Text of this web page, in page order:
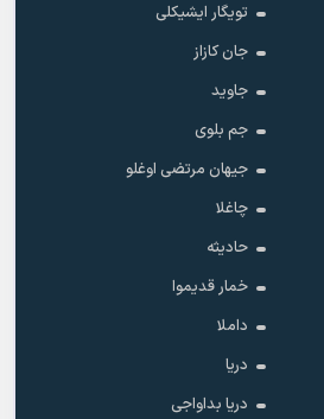
تویگار ایشیکلی
جان کازاز
جاوید
جم بلوی
جیهان مرتضی اوغلو
چاغلا
حادیثه
خمار قدیموا
داملا
دریا
دریا بداواجی